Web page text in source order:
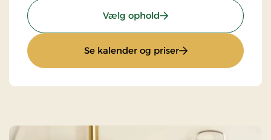
Vælg ophold: Standardpris
Se kalender og priser: Standardpris